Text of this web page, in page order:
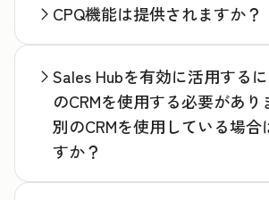
CPQ機能は提供されますか？
Sales Hubを有効に活用する
のCRMを使用する必要があり
別のCRMを使用している場合
すか？